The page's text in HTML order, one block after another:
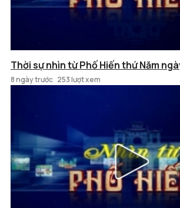
Thời sự nhìn từ Phố Hiến thứ Năm
8 ngày trước 253 lượt xem